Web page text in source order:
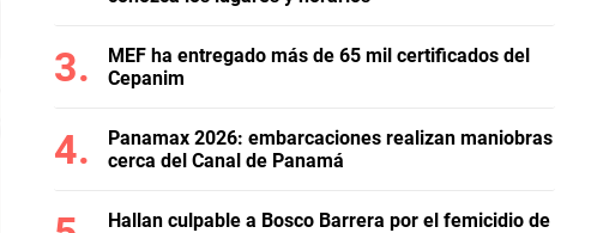
MEF ha entregado más de 65 mil certificados del
Cepanim
Panamax 2026: embarcaciones realizan maniobras
cerca del Canal de Panamá
Hallan culpable a Bosco Barrera por el femicidio de